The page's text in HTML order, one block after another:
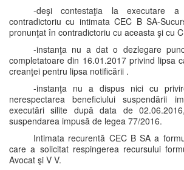
-deşi contestaţia la executare
contradictoriu cu intimata CEC B SA-
pronunţat în contradictoriu cu aceasta şi cu
-instanţa nu a dat o dezlegare
completatoare din 16.01.2017 privind lipsa
creanţei pentru lipsa notificării .
-instanţa nu a dispus nici cu
nerespectarea beneficiului suspendării
executări silite după data de
suspendarea impusă de legea 77/2016.
Intimata recurentă CEC B SA a
care a solicitat respingerea recursului
Avocat şi V V.